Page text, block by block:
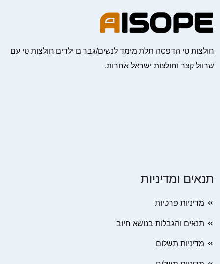
חולצות טי הדפסה תלת מימד לנשים/גברים ילדים חולצות טי עם
שרוול קצר וחולצות ישראל אחרות.
תנאים ומדיניות
מדיניות פרטיות
תנאים והגבלות בנושא חיוב
מדיניות תשלום